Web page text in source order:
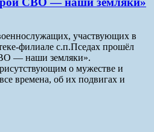
участвующих в
филиале с.п.Пседах прошёл
— наши земляки».
о мужестве и
времена, об их подвигах и